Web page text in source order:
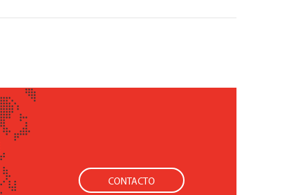
CONTACTO